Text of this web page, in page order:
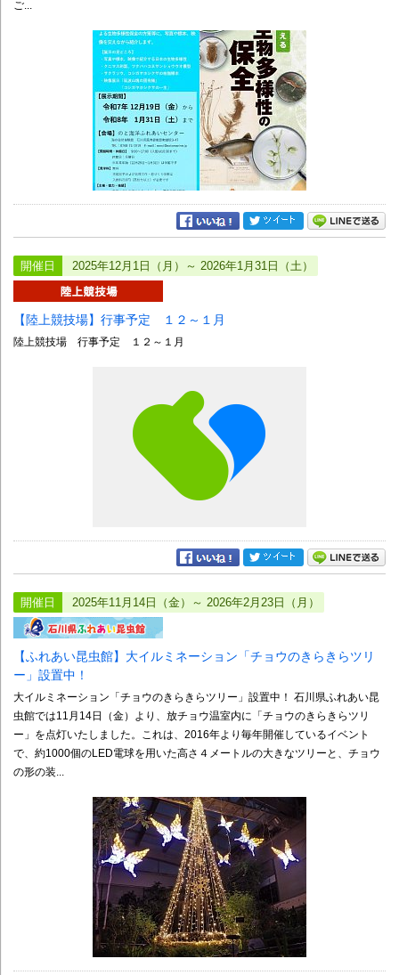
ご...
開催日 2025年12月1日（月）～ 2026年1月31日（土）
【陸上競技場】行事予定 １２～１月
陸上競技場 行事予定 １２～１月
開催日 2025年11月14日（金）～ 2026年2月23日（月）
【ふれあい昆虫館】大イルミネーション「チョウのきらきらツリ
ー」設置中！
大イルミネーション「チョウのきらきらツリー」設置中！ 石川県ふれあい昆
虫館では11月14日（金）より、放チョウ温室内に「チョウのきらきらツリ
ー」を点灯いたしました。これは、2016年より毎年開催しているイベント
で、約1000個のLED電球を用いた高さ４メートルの大きなツリーと、チョウ
の形の装...